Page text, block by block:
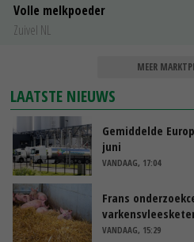
Volle melkpoeder
Zuivel NL
MEER
LAATSTE NIEUWS
Gemiddelde
juni
VANDAAG, 17:04
Frans
VANDAAG, 15:29